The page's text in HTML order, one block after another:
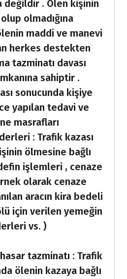
değildir . Ölen kişinin
olmadığına
maddi ve manevi
herkes destekten
tazminatı davası
sahiptir .
sonucunda kişiye
yapılan tedavi ve
masrafları
: Trafik kazası
ölmesine bağlı
işlemleri , cenaze
olarak cenaze
aracın kira bedeli
için verilen yemeğin
vs. )
tazminatı : Trafik
ölenin kazaya bağlı